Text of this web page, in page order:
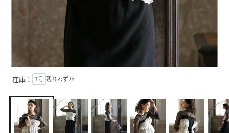
在庫： 7号 残りわずか